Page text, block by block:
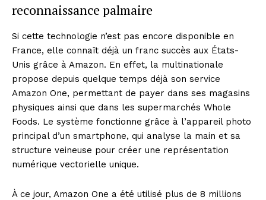
reconnaissance palmaire
Si cette technologie n’est pas encore disponible en
France, elle connaît déjà un franc succès aux États-
Unis grâce à Amazon. En effet, la multinationale
propose depuis quelque temps déjà son service
Amazon One, permettant de payer dans ses magasins
physiques ainsi que dans les supermarchés Whole
Foods. Le système fonctionne grâce à l’appareil photo
principal d’un smartphone, qui analyse la main et sa
structure veineuse pour créer une représentation
numérique vectorielle unique.
À ce jour, Amazon One a été utilisé plus de 8 millions